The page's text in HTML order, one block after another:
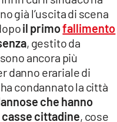
già l’uscita di scena
il primofallimento
, gestito da
ancora più
danno erariale di
condannato la città
che hanno
cittadine, cose